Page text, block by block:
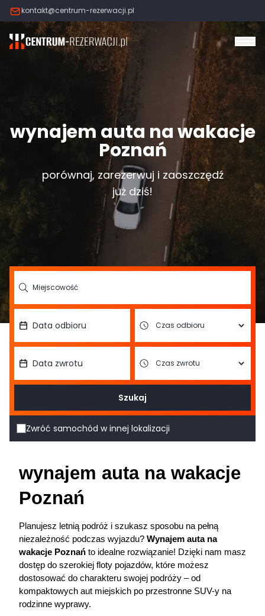
kontakt@centrum-rezerwacji.pl
wynajem auta na wakacje
Poznań
porównaj, zarezerwuj i zaoszczędź
już dziś!
Zwróć samochód w innej lokalizacji
Szukaj
wynajem auta na wakacje
Poznań
Planujesz letnią podróż i szukasz sposobu na pełną
niezależność podczas wyjazdu? Wynajem auta na
wakacje Poznań to idealne rozwiązanie! Dzięki nam masz
dostęp do szerokiej floty pojazdów, które możesz
dostosować do charakteru swojej podróży – od
kompaktowych aut miejskich po przestronne SUV-y na
rodzinne wyprawy.